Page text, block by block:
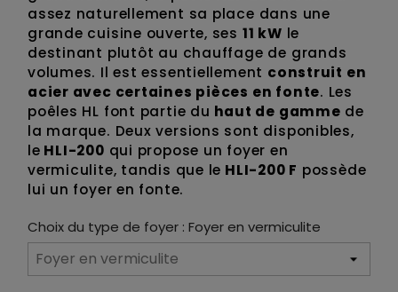
assez naturellement sa place dans une
grande cuisine ouverte, ses 11 kW le
destinant plutôt au chauffage de grands
volumes. Il est essentiellement construit en
acier avec certaines pièces en fonte. Les
poêles HL font partie du haut de gamme de
la marque. Deux versions sont disponibles,
le HLI-200 qui propose un foyer en
vermiculite, tandis que le HLI-200 F possède
lui un foyer en fonte.
Choix du type de foyer : Foyer en vermiculite